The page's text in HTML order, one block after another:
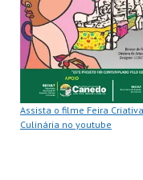
Assista o filme Feira
Culinária no youtube